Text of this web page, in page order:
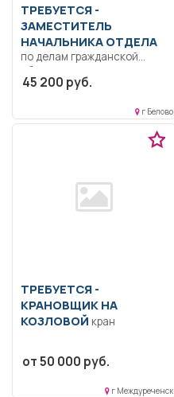
ТРЕБУЕТСЯ -
ЗАМЕСТИТЕЛЬ
НАЧАЛЬНИКА ОТДЕЛА
по делам гражданской
обороны и предупреждению
чрезвычайных ситуаций
45 200 руб.
г Белово
ТРЕБУЕТСЯ -
КРАНОВЩИК НА
КОЗЛОВОЙ кран
от 50 000 руб.
г Междуреченск